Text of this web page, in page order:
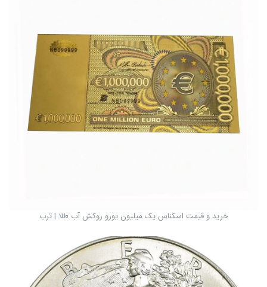
خرید و قیمت اسکناس یک میلیون یورو روکش آب طلا | ترب